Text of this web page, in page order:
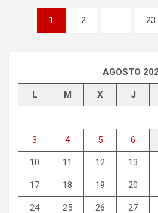
Paginación
1 2 … 23
AGOSTO
L M X J
3 4 5 6
10 11 12 13
17 18 19 20
24 25 26 27